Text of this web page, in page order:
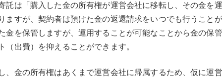
託は「購入した金の所有権が運営会社に移転し、その金を
ますが、契約者は預けた金の返還請求をいつでも行うこと
金を保管しますが、運用することが可能なことから金の保
（出費）を抑えることができます。
、金の所有権はあくまで運営会社に帰属するため、仮に運